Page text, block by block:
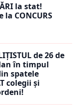
la stat!
CONCURS
de 26 de
în timpul
spatele
colegii și